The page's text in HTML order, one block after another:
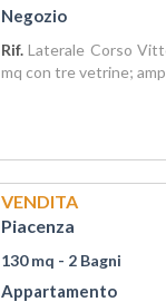
Negozio
Rif.Laterale Corso
mq con tre vetrine;
VENDITA
Piacenza
130 mq - 2 Bagni
Appartamento